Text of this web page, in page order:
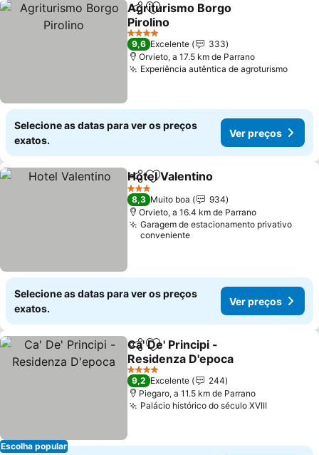
PartilharAdicionar aos favoritos
Agriturismo Borgo
Pirolino
Ver preços
4 Estrelas
9,6 Excelente
333
Orvieto, a 17.5 km de Parrano
Experiência autêntica de agroturismoVer
Selecione as datas para ver os preços
exatos.
Ver preços
PartilharAdicionar aos favoritos
Hotel Valentino
3 Estrelas
8,3 Muito boa
934
Orvieto, a 16.4 km de Parrano
Garagem de estacionamento privativo
conveniente
Selecione as datas para ver os preços
exatos.
Ver preços
Escolha popular
PartilharAdicionar aos favoritos
Ca' De' Principi -
Residenza D'epoca
Ver preços
4 Estrelas
9,2 Excelente
244
Piegaro, a 11.5 km de Parrano
Palácio histórico do século XVIIIVer